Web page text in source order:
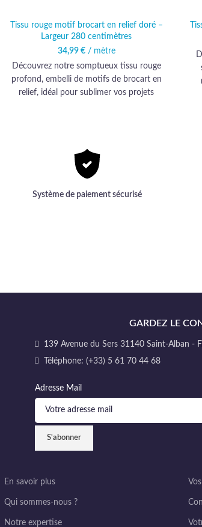
Tissu rouge motif brocart en relief doré –
Largeur 280 centimètres
34,99 €/ mètre
Découvrez notre somptueux tissu rouge
profond, embelli de motifs de brocart en
relief, idéal pour sublimer vos projets
Système de paiement sécurisé
GARDEZ LE
139 Avenue du Sers 31140 Saint-Alban -
Téléphone: (+33) 5 61 70 44 68
Adresse Mail
En savoir plus
Qui sommes-nous ?
Notre expertise